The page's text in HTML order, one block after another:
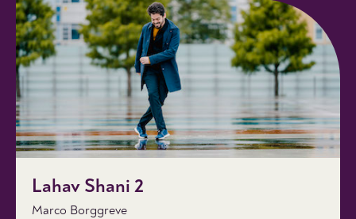
Lahav Shani 2
Marco Borggreve